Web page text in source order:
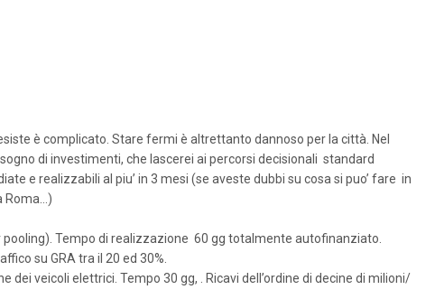
è complicato. Stare fermi è altrettanto dannoso per la città. Nel
di investimenti, che lascerei ai percorsi decisionali standard
e realizzabili al piu’ in 3 mesi (se aveste dubbi su cosa si puo’ fare in
Roma…)
pooling). Tempo di realizzazione 60 gg totalmente autofinanziato.
su GRA tra il 20 ed 30%.
veicoli elettrici. Tempo 30 gg, . Ricavi dell’ordine di decine di milioni/